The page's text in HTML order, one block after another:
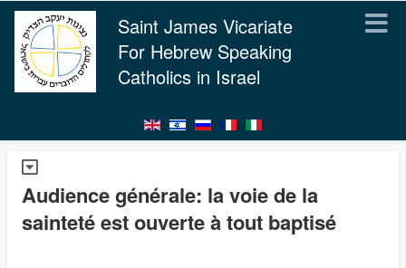
Saint James Vicariate
For Hebrew Speaking
Catholics in Israel
Audience générale: la voie de la
sainteté est ouverte à tout baptisé